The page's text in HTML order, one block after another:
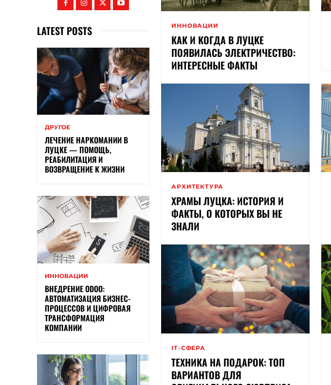
LATEST POSTS
ДРУГОЕ
ЛЕЧЕНИЕ НАРКОМАНИИ В
ЛУЦКЕ — ПОМОЩЬ,
РЕАБИЛИТАЦИЯ И
ВОЗВРАЩЕНИЕ К ЖИЗНИ
ИННОВАЦИИ
ВНЕДРЕНИЕ ODOO:
АВТОМАТИЗАЦИЯ БИЗНЕС-
ПРОЦЕССОВ И ЦИФРОВАЯ
ТРАНСФОРМАЦИЯ
КОМПАНИИ
ИННОВАЦИИ
КАК И КОГДА В ЛУЦКЕ
ПОЯВИЛАСЬ ЭЛЕКТРИЧЕСТВО:
ИНТЕРЕСНЫЕ ФАКТЫ
АРХИТЕКТУРА
ХРАМЫ ЛУЦКА: ИСТОРИЯ И
ФАКТЫ, О КОТОРЫХ ВЫ НЕ
ЗНАЛИ
ІТ-СФЕРА
ТЕХНИКА НА ПОДАРОК: ТОП
ВАРИАНТОВ ДЛЯ